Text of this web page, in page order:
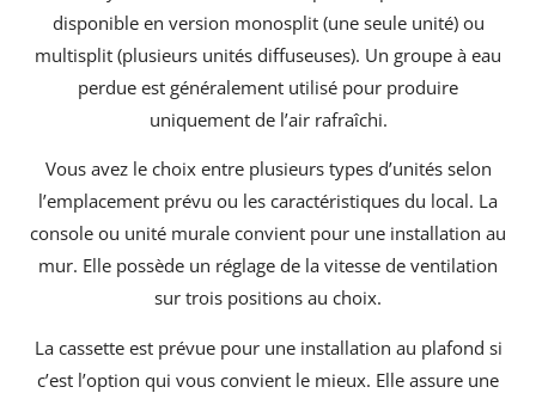
disponible en version monosplit (une seule unité) ou
multisplit (plusieurs unités diffuseuses). Un groupe à eau
perdue est généralement utilisé pour produire
uniquement de l’air rafraîchi.
Vous avez le choix entre plusieurs types d’unités selon
l’emplacement prévu ou les caractéristiques du local. La
console ou unité murale convient pour une installation au
mur. Elle possède un réglage de la vitesse de ventilation
sur trois positions au choix.
La cassette est prévue pour une installation au plafond si
c’est l’option qui vous convient le mieux. Elle assure une